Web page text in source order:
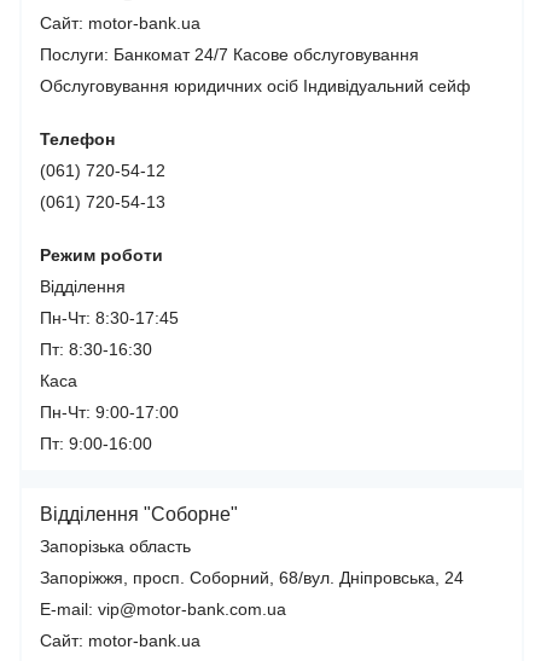
Сайт: motor-bank.ua
Послуги: Банкомат 24/7 Касове обслуговування
Обслуговування юридичних осіб Індивідуальний сейф
Телефон
(061) 720-54-12
(061) 720-54-13
Режим роботи
Відділення
Пн-Чт: 8:30-17:45
Пт: 8:30-16:30
Каса
Пн-Чт: 9:00-17:00
Пт: 9:00-16:00
Відділення "Соборне"
Запорізька область
Запоріжжя, просп. Соборний, 68/вул. Дніпровська, 24
E-mail: vip@motor-bank.com.ua
Сайт: motor-bank.ua